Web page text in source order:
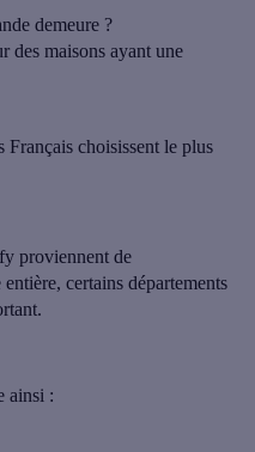
demeure ?
des maisons ayant une
Français choisissent le plus
proviennent de
entière, certains départements
.
ainsi :